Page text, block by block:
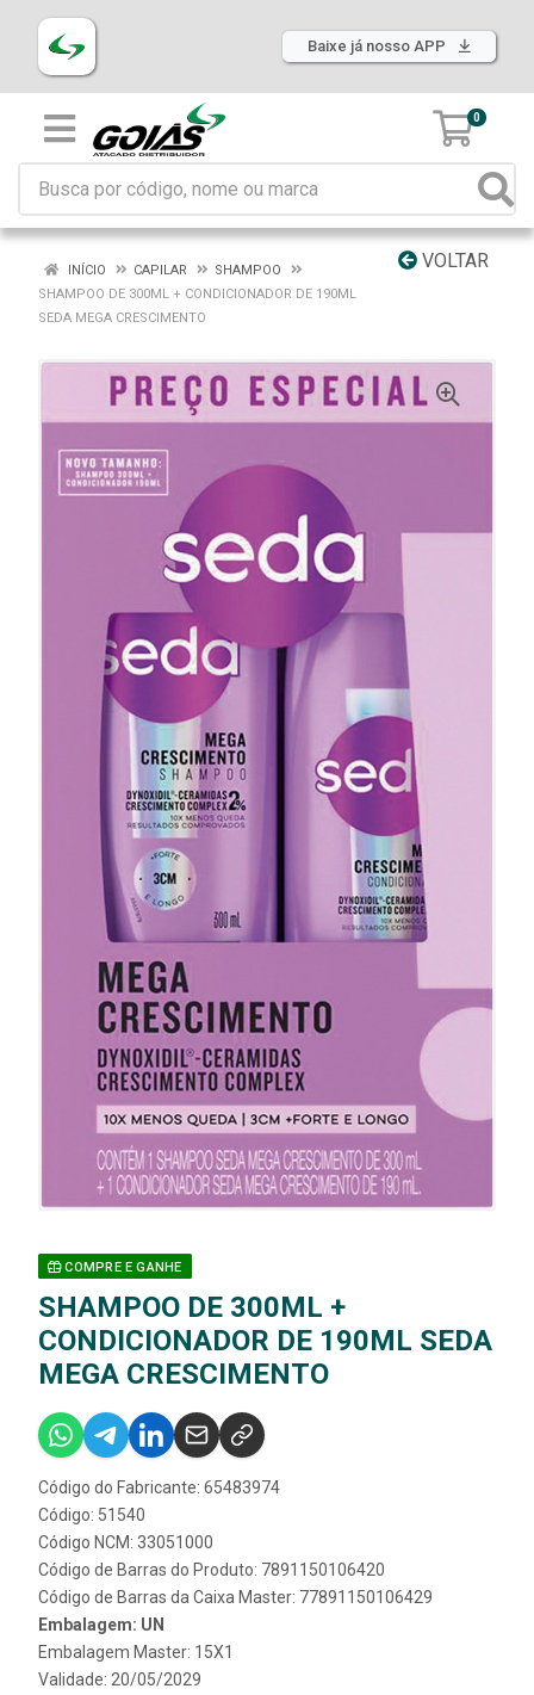
Baixe já nosso APP
0
VOLTAR
INÍCIO CAPILAR
SHAMPOO
SHAMPOO DE 300ML + CONDICIONADOR DE 190ML
SEDA MEGA CRESCIMENTO
COMPRE E GANHE
SHAMPOO DE 300ML +
CONDICIONADOR DE 190ML SEDA
MEGA CRESCIMENTO
Código do Fabricante: 65483974
Código: 51540
Código NCM: 33051000
Código de Barras do Produto: 7891150106420
Código de Barras da Caixa Master: 77891150106429
Embalagem: UN
Embalagem Master: 15X1
Validade: 20/05/2029